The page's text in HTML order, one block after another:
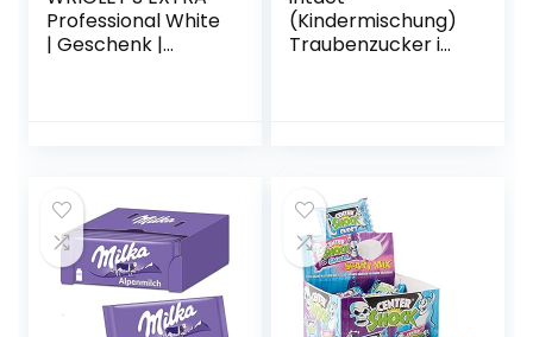
Professional White
| Geschenk |
(Kindermischung)
Traubenzucker im